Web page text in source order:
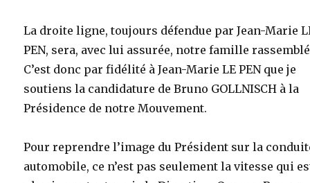
La droite ligne, toujours défendue par Jean-Marie
PEN, sera, avec lui assurée, notre famille
C’est donc par fidélité à Jean-Marie LE PEN que je
soutiens la candidature de Bruno GOLLNISCH à la
Présidence de notre Mouvement.
Pour reprendre l’image du Président sur la
automobile, ce n’est pas seulement la vitesse qui